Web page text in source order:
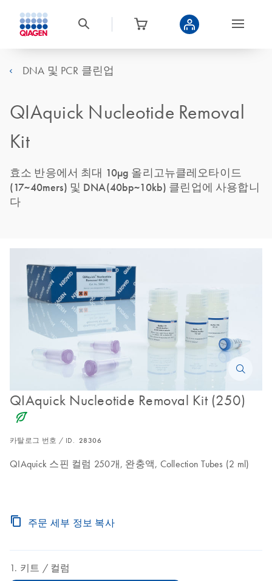
DNA 및 PCR 클린업
QIAquick Nucleotide Removal
Kit
효소 반응에서 최대 10µg 올리고뉴클레오타이드
(17~40mers) 및 DNA(40bp~10kb) 클린업에 사용합니
다
QIAquick Nucleotide Removal Kit (250)
icon_0368_ls_gen_eco_friendly-s
카탈로그 번호 / ID. 28306
QIAquick 스핀 컬럼 250개, 완충액, Collection Tubes (2 ml)
주문 세부 정보 복사
키트 컬럼